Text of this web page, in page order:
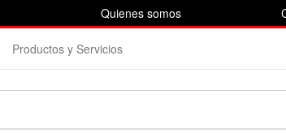
Quienes somos
Productos y Servicios